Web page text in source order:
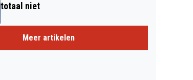
totaal niet
Meer artikelen